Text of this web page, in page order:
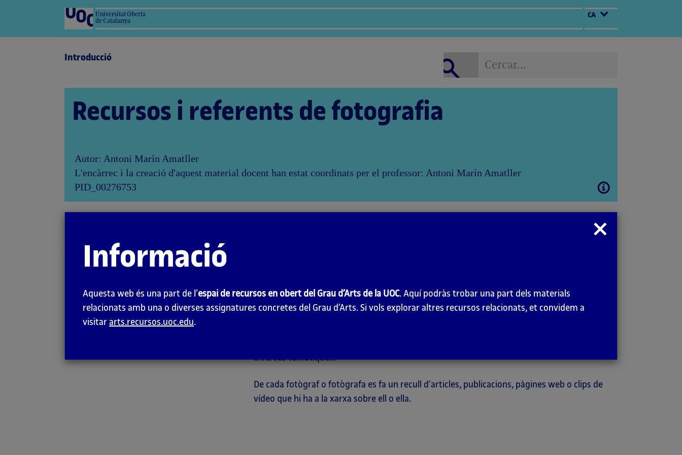
Universitat Oberta
de Catalunya
CA
Introducció Cercar...
Recursos i referents de fotografia
Autor: Antoni Marín Amatller
L'encàrrec i la creació d'aquest material docent han estat coordinats per el professor: Antoni Marín Amatller
PID_00276753
Obrir
pàgina
principal
Introducció
cadascuna, se citen els fotògrafs o les fotògrafes que per alguna raó són especialment
significatius en relació amb el tema tractat. Alguns casos tenen una relació única amb el
tema, casos en els quals, clarament, s’associa el nom d’un autor al blanc i negre, al
diverses temàtiques.
De cada fotògraf o fotògrafa es fa un recull d’articles, publicacions, pàgines web o clips de
vídeo que hi ha a la xarxa sobre ell o ella.
Tancar
modal
Informació
Aquesta web és una part de l’espai de recursos en obert del Grau d’Arts de la UOC. Aquí podràs trobar una part dels materials
relacionats amb una o diverses assignatures concretes del Grau d’Arts. Si vols explorar altres recursos relacionats, et convidem a
visitar arts.recursos.uoc.edu.